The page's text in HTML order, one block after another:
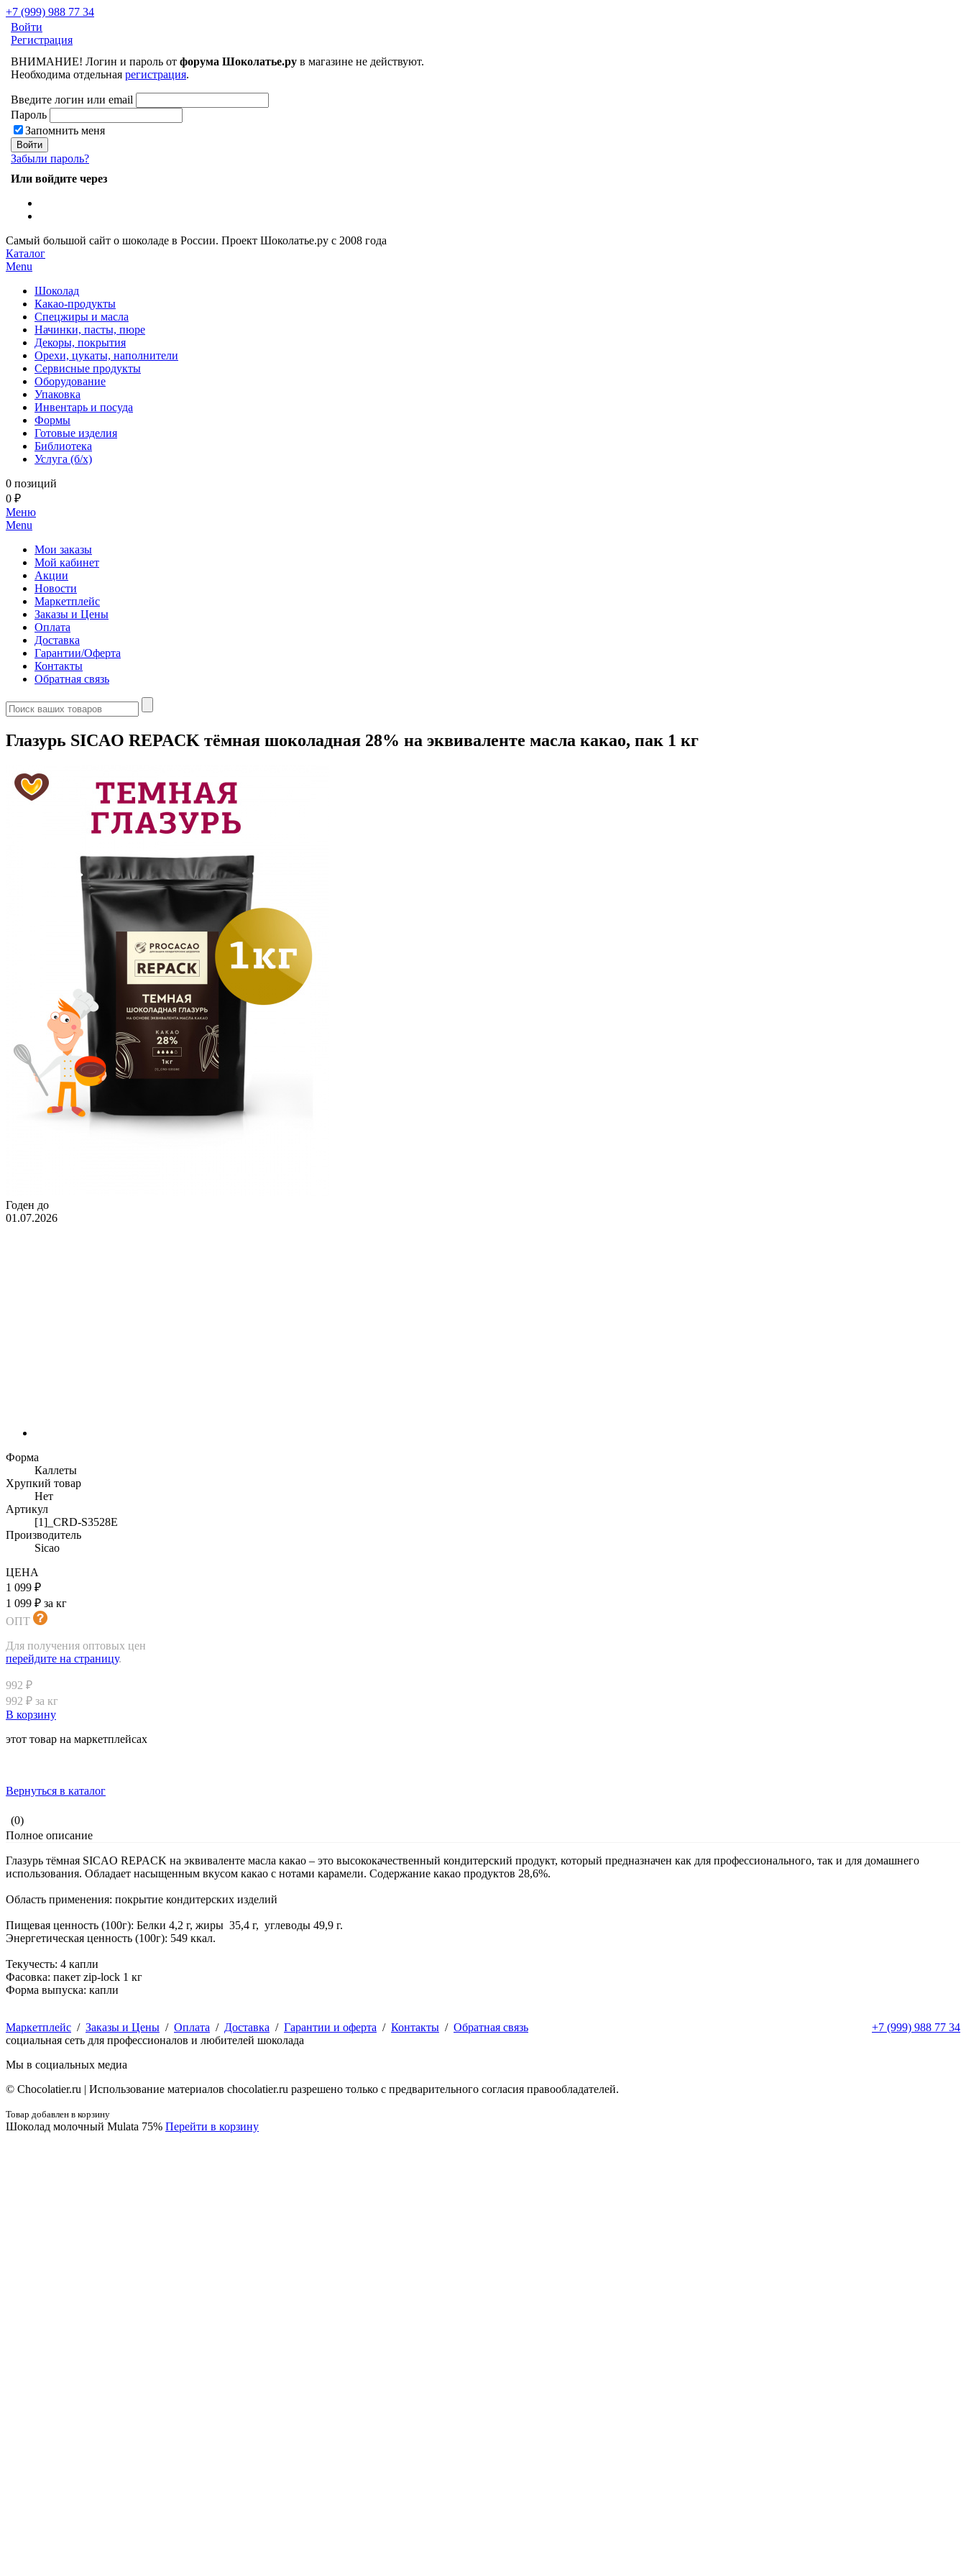
+7 (999) 988 77 34
Войти
Регистрация
ВНИМАНИЕ! Логин и пароль от форума Шоколатье.ру в магазине не действуют.
Необходима отдельная регистрация.
Введите логин или email
Пароль
Запомнить меня
Забыли пароль?
Или войдите через
Самый большой сайт о шоколаде в России. Проект Шоколатье.ру с 2008 года
Каталог
Menu
Шоколад
Какао-продукты
Спецжиры и масла
Начинки, пасты, пюре
Декоры, покрытия
Орехи, цукаты, наполнители
Сервисные продукты
Оборудование
Упаковка
Инвентарь и посуда
Формы
Готовые изделия
Библиотека
Услуга (б/х)
0 позиций
0 ₽
Меню
Menu
Мои заказы
Мой кабинет
Акции
Новости
Маркетплейс
Заказы и Цены
Оплата
Доставка
Гарантии/Оферта
Контакты
Обратная связь
Глазурь SICAO REPACK тёмная шоколадная 28% на эквиваленте масла какао, пак 1 кг
Годен до
01.07.2026
Форма
Каллеты
Хрупкий товар
Нет
Артикул
[1]_CRD-S3528E
Производитель
Sicao
ЦЕНА
1 099 ₽
1 099 ₽ за кг
ОПТ
Для получения оптовых цен
перейдите на страницу.
992 ₽
992 ₽ за кг
В корзину
этот товар на маркетплейсах
Вернуться в каталог
(0)
Полное описание
Глазурь тёмная SICAO REPACK на эквиваленте масла какао – это высококачественный кондитерский продукт, который предназначен как для профессионального, так и для домашнего
использования. Обладает насыщенным вкусом какао с нотами карамели. Содержание какао продуктов 28,6%.
Область применения: покрытие кондитерских изделий
Пищевая ценность (100г): Белки 4,2 г, жиры 35,4 г, углеводы 49,9 г.
Энергетическая ценность (100г): 549 ккал.
Текучесть: 4 капли
Фасовка: пакет zip-lock 1 кг
Форма выпуска: капли
+7 (999) 988 77 34
Маркетплейс / Заказы и Цены / Оплата / Доставка / Гарантии и оферта / Контакты / Обратная связь
социальная сеть для профессионалов и любителей шоколада
Мы в социальных медиа
© Сhocolatier.ru | Использование материалов chocolatier.ru разрешено только с предварительного согласия правообладателей.
Товар добавлен в корзину
Шоколад молочный Mulata 75% Перейти в корзину